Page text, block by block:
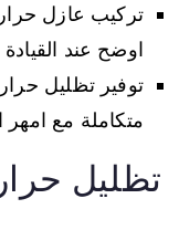
تركيب عازل
اوضح عند
توفير تظليل
متكاملة مع
تظليل